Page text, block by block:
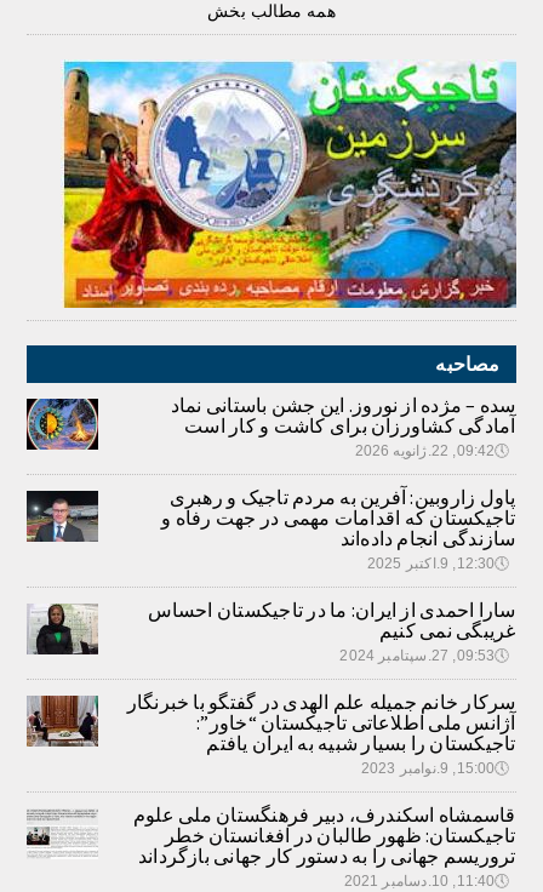
همه مطالب بخش
مصاحبه
سده – مژده از نوروز. این جشن باستانی نماد
آمادگی کشاورزان برای کاشت و کار است
🕔09:42, 22.ژانویه 2026
پاول زاروبین: آفرین به مردم تاجیک و رهبری
تاجیکستان که اقدامات مهمی در جهت رفاه و
سازندگی انجام داده‌اند
🕔12:30, 9.اکتبر 2025
سارا احمدی از ایران: ما در تاجیکستان احساس
غریبگی نمی کنیم
🕔09:53, 27.سپتامبر 2024
سرکار خانم جمیله علم الهدی در گفتگو با خبرنگار
آژانس ملی اطلاعاتی تاجیکستان “خاور”:
تاجیکستان را بسیار شبیه به ایران یافتم
🕔15:00, 9.نوامبر 2023
قاسمشاه اسکندرف، دبیر فرهنگستان ملی علوم
تاجیکستان: ظهور طالبان در افغانستان خطر
تروریسم جهانی را به دستور کار جهانی بازگرداند
🕔11:40, 10.دسامبر 2021